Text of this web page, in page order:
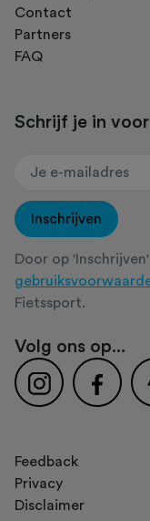
Contact
Partners
FAQ
Schrijf je in
Inschrijven
Door op
Fietssport.
Volg ons op...
Feedback
Privacy
Disclaimer